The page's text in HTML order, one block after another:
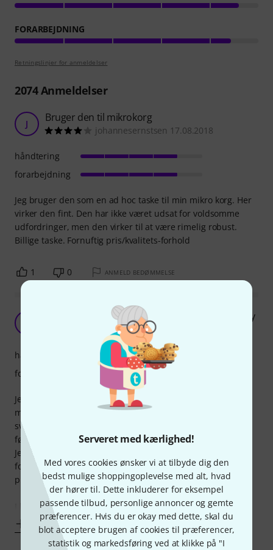
Serveret med kærlighed!
Med vores cookies ønsker vi at tilbyde dig den
bedst mulige shoppingoplevelse med alt, hvad
der hører til. Dette inkluderer for eksempel
passende tilbud, personlige annoncer og gemte
præferencer. Hvis du er okay med dette, skal du
blot acceptere brugen af cookies til præferencer,
statistik og markedsføring ved at klikke på "I
FORARBEJDNING
Retningslinjer for anmeldelser
2074Anmeldelser
J Bruger den til mikrokorg
johannesernstsen 17.08.2018
Jeg bruger den som en ad hoc taske til min mikro korg. Her
virker den fint. Den har ikke været udsat for voldsomme
udfordringer, men den virker til at være rimelig robust.
Billige taske. Fornuftig pris/kvalitets-forhold
håndtering
forarbejdning
1 0 ANMELD BEDØMMELSE
Rigtig god til prisen/Really good value for money
Birger V 03.10.2019
Jeg har brugt den til min Helix i mere end et år. Passer
meget stramt, men fordi bagsiden er U-formet, er det ikke
svært at presse den på plads, hvis man sætter fronten ned
først.
Jeg ville ikke lade roadies eller andre håndtere den, men
fordi jeg altid selv transporterer den, har jeg ingen
problemer haft med den.
I have used this for my Helix for more
Vis mere
håndtering
forarbejdning